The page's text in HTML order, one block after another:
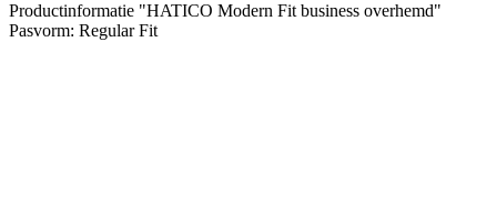
Productinformatie "HATICO Modern Fit business overhemd"
Pasvorm: Regular Fit